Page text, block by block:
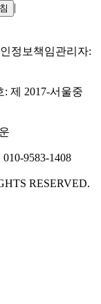
|
정보책임관리자:
: 제 2017-서울중
010-9583-1408
RESERVED.